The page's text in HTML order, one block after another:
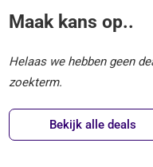
Maak kans op..
Helaas we hebben geen
zoekterm.
Bekijk alle deals